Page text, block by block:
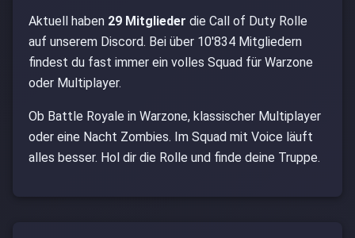
Discord Server List
Live Statistik
Anime
Aktuell haben 29 Mitglieder die Call of Duty Rolle
auf unserem Discord. Bei über 10'834 Mitgliedern
findest du fast immer ein volles Squad für Warzone
oder Multiplayer.
Ob Battle Royale in Warzone, klassischer Multiplayer
oder eine Nacht Zombies. Im Squad mit Voice läuft
alles besser. Hol dir die Rolle und finde deine Truppe.